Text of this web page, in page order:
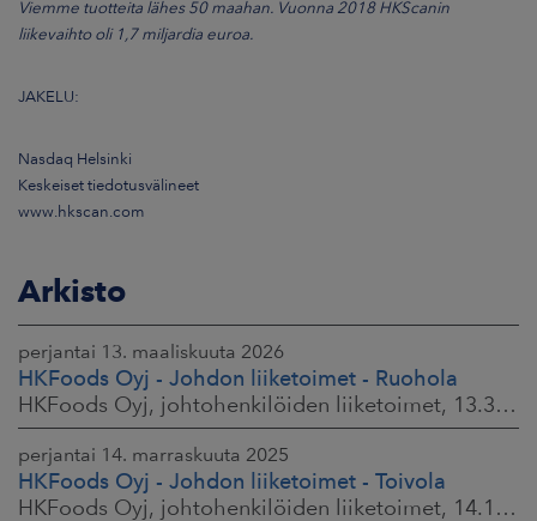
Viemme tuotteita lähes 50 maahan. Vuonna 2018 HKScanin
liikevaihto oli 1,7 miljardia euroa.
JAKELU:
Nasdaq Helsinki
Keskeiset tiedotusvälineet
www.hkscan.com
Arkisto
perjantai 13. maaliskuuta 2026
HKFoods Oyj - Johdon liiketoimet - Ruohola
HKFoods Oyj, johtohenkilöiden liiketoimet, 13.3.2026 klo 9.30
perjantai 14. marraskuuta 2025
HKFoods Oyj - Johdon liiketoimet - Toivola
HKFoods Oyj, johtohenkilöiden liiketoimet, 14.11.2025 klo 14.00